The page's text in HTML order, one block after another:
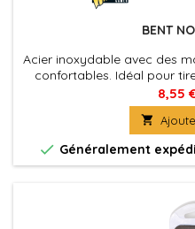
BENT
Acier inoxydable avec des
confortables. Idéal pour
pour atteindre des zones
des applications de
8,55

 Généralement